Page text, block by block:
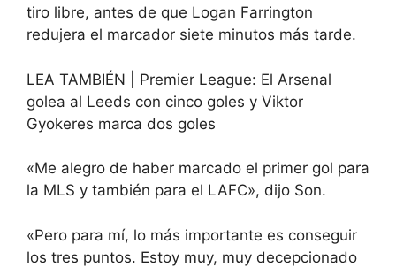
tiro libre, antes de que Logan Farrington
redujera el marcador siete minutos más tarde.
LEA TAMBIÉN | Premier League: El Arsenal
golea al Leeds con cinco goles y Viktor
Gyokeres marca dos goles
«Me alegro de haber marcado el primer gol para
la MLS y también para el LAFC», dijo Son.
«Pero para mí, lo más importante es conseguir
los tres puntos. Estoy muy, muy decepcionado